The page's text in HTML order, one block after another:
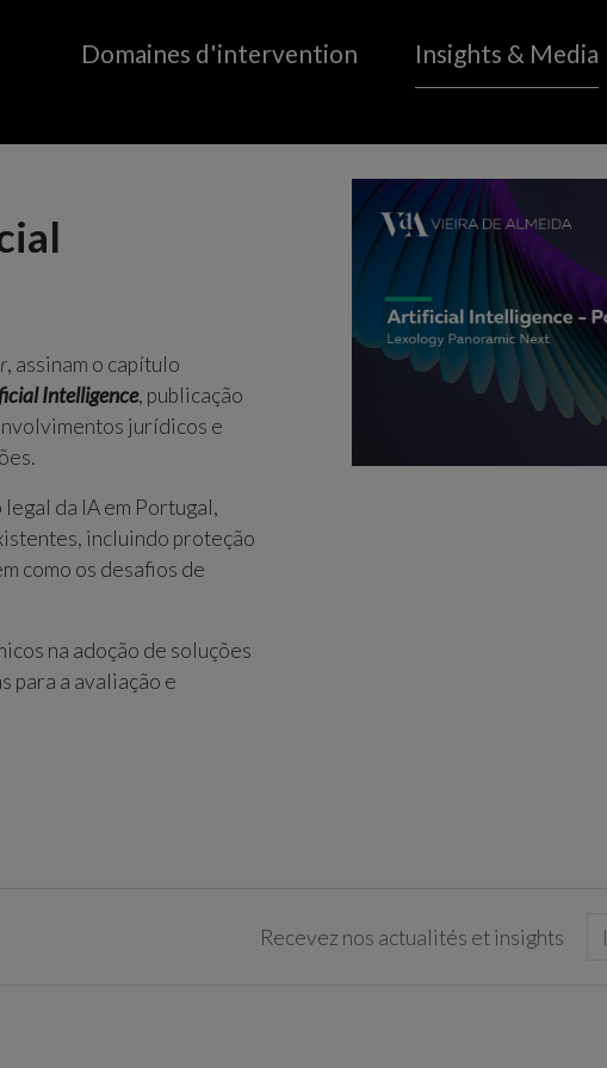
Domaines d'intervention
sans pilote (UAS)
Fabrication, vente au détail et
Secteur public
Sport
Insights & Media
, assinam o capítulo
Intelligence, publicação
jurídicos e
da IA em Portugal,
incluindo proteção
como os desafios de
na adoção de soluções
para a avaliação e
Recevez nos actualités et insights